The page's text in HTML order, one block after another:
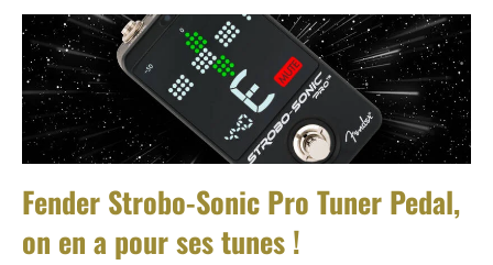
Fender Strobo-Sonic Pro Tuner Pedal,
on en a pour ses tunes !